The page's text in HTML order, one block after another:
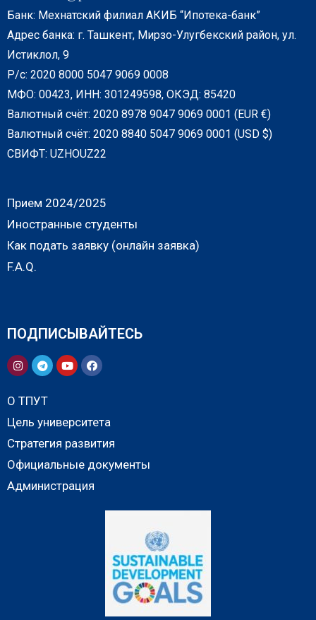
Банк: Мехнатский филиал АКИБ “Ипотека-банк”
Адрес банка: г. Ташкент, Мирзо-Улугбекский район, ул.
Истиклол, 9
Р/с: 2020 8000 5047 9069 0008
МФО: 00423, ИНН: 301249598, ОКЭД: 85420
Валютный счёт: 2020 8978 9047 9069 0001 (EUR €)
Валютный счёт: 2020 8840 5047 9069 0001 (USD $)
СВИФТ: UZHOUZ22
Прием 2024/2025
Иностранные студенты
Как подать заявку (онлайн заявка)
F.A.Q.
ПОДПИСЫВАЙТЕСЬ
О ТПУТ
Цель университета
Стратегия развития
Официальные документы
Администрация